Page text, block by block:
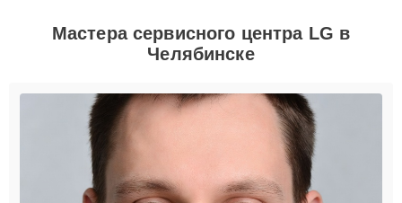
Мастера сервисного центра LG в
Челябинске